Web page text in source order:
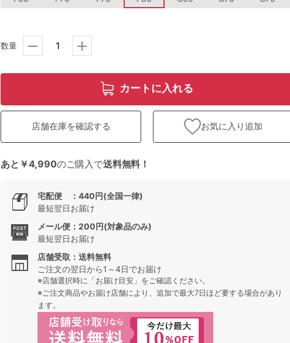
特集ページ
数量
カートに入れる
店舗在庫を確認する お気に入り追加
あと￥4,990のご購入で送料無料！
宅配便 ：440円(全国一律)
最短翌日お届け
メール便：200円(対象品のみ)
最短翌日お届け
店舗受取：送料無料
ご注文の翌日から1～4日でお届け
※店舗選択時に「お届け目安」をご確認ください。
※ご注文商品やお届け店舗により、追加で最大7日ほど要する場合があり
ます。